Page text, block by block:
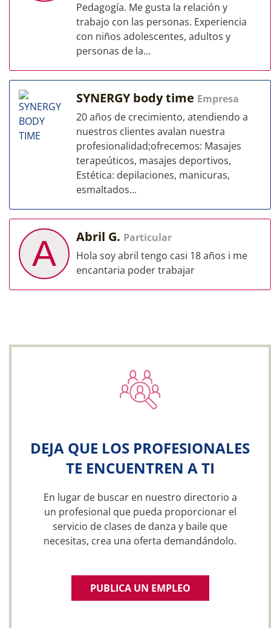
Pedagogía. Me gusta la relación y
trabajo con las personas. Experiencia
con niños adolescentes, adultos y
personas de la...
SYNERGY body time Empresa
20 años de crecimiento, atendiendo a
nuestros clientes avalan nuestra
profesionalidad;ofrecemos: Masajes
terapeúticos, masajes deportivos,
Estética: depilaciones, manicuras,
esmaltados...
A Abril G. Particular
Hola soy abril tengo casi 18 años i me
encantaria poder trabajar
DEJA QUE LOS PROFESIONALES
TE ENCUENTREN A TI
En lugar de buscar en nuestro directorio a
un profesional que pueda proporcionar el
servicio de clases de danza y baile que
necesitas, crea una oferta demandándolo.
PUBLICA UN EMPLEO